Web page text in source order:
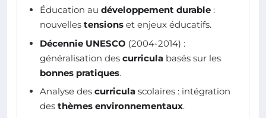
Éducation au développement durable :
nouvelles tensions et enjeux éducatifs.
Décennie UNESCO (2004-2014) :
généralisation des curricula basés sur les
bonnes pratiques.
Analyse des curricula scolaires : intégration
des thèmes environnementaux.